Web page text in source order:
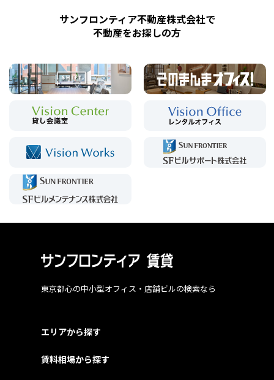
サンフロンティア不動産株式会社で
不動産をお探しの方
東京都心の中小型オフィス・店舗ビルの検索なら
エリアから探す
賃料相場から探す